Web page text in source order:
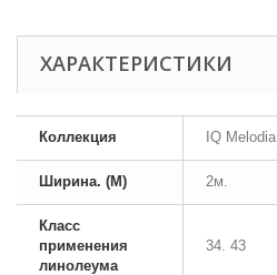
ХАРАКТЕРИСТИКИ
Коллекция IQ Melodia
Ширина. (М) 2м.
Класс
применения
линолеума
34. 43